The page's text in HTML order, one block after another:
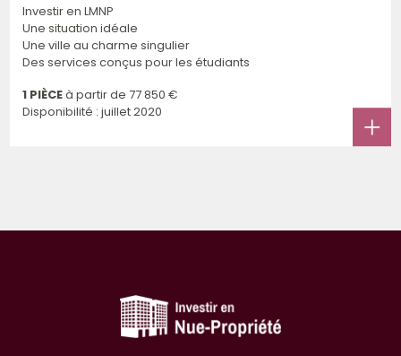
Investir en LMNP
Une situation idéale
Une ville au charme singulier
Des services conçus pour les étudiants
1 PIÈCEà partir de 77 850 €
Disponibilité : juillet 2020